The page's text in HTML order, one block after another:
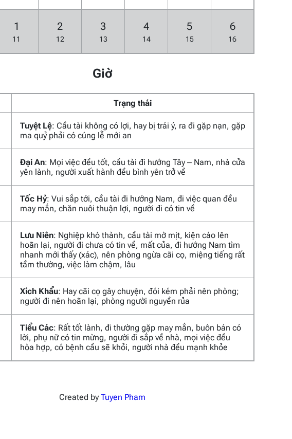
1
11
2
12
3
13
4
14
5
15
6
16
Giờ
Trạng thái
Tuyệt Lệ: Cầu tài không có lợi, hay bị trái ý, ra đi gặp nạn, gặp
ma quỷ phải có cúng lễ mới an
Đại An: Mọi việc đều tốt, cầu tài đi hướng Tây – Nam, nhà cửa
yên lành, người xuất hành đều bình yên trở về
Tốc Hỷ: Vui sắp tới, cầu tài đi hướng Nam, đi việc quan đều
may mắn, chăn nuôi thuận lợi, người đi có tin về
Lưu Niên: Nghiệp khó thành, cầu tài mờ mịt, kiện cáo lên
hoãn lại, người đi chưa có tin về, mất của, đi hướng Nam tìm
nhanh mới thấy (xác), nên phòng ngừa cãi cọ, miệng tiếng rất
tầm thường, việc làm chậm, lâu
Xích Khẩu: Hay cãi cọ gây chuyện, đói kém phải nên phòng;
người đi nên hoãn lại, phòng người nguyền rủa
Tiểu Các: Rất tốt lành, đi thường gặp may mắn, buôn bán có
lời, phụ nữ có tin mừng, người đi sắp về nhà, mọi việc đều
hòa hợp, có bệnh cầu sẽ khỏi, người nhà đều mạnh khỏe
Created byTuyen Pham